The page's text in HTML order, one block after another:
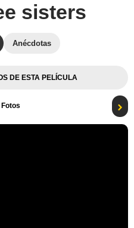
sisters
Anécdotas
DE ESTA PELÍCULA